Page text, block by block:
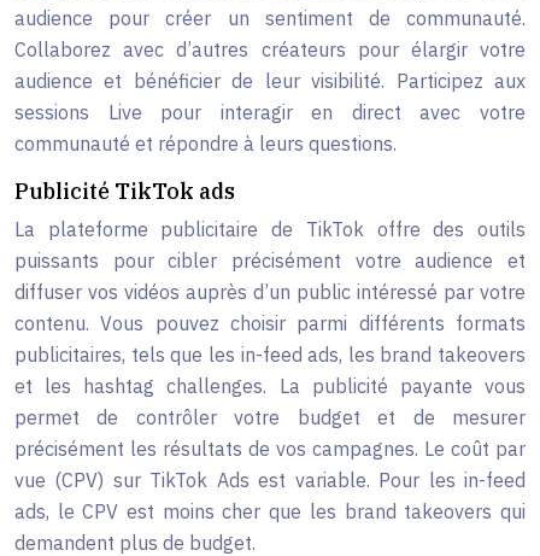
audience pour créer un sentiment de communauté.
Collaborez avec d’autres créateurs pour élargir votre
audience et bénéficier de leur visibilité. Participez aux
sessions Live pour interagir en direct avec votre
communauté et répondre à leurs questions.
Publicité TikTok ads
La plateforme publicitaire de TikTok offre des outils
puissants pour cibler précisément votre audience et
diffuser vos vidéos auprès d’un public intéressé par votre
contenu. Vous pouvez choisir parmi différents formats
publicitaires, tels que les in-feed ads, les brand takeovers
et les hashtag challenges. La publicité payante vous
permet de contrôler votre budget et de mesurer
précisément les résultats de vos campagnes. Le coût par
vue (CPV) sur TikTok Ads est variable. Pour les in-feed
ads, le CPV est moins cher que les brand takeovers qui
demandent plus de budget.